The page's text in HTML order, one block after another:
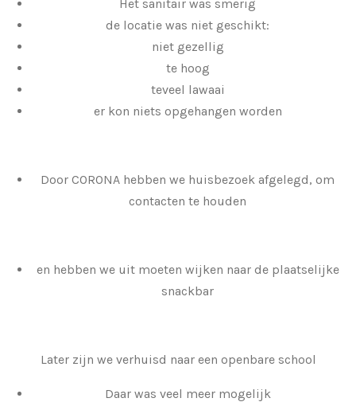
Het sanitair was smerig
de locatie was niet geschikt:
niet gezellig
te hoog
teveel lawaai
er kon niets opgehangen worden
Door CORONA hebben we huisbezoek afgelegd, om
contacten te houden
en hebben we uit moeten wijken naar de plaatselijke
snackbar
Later zijn we verhuisd naar een openbare school
Daar was veel meer mogelijk